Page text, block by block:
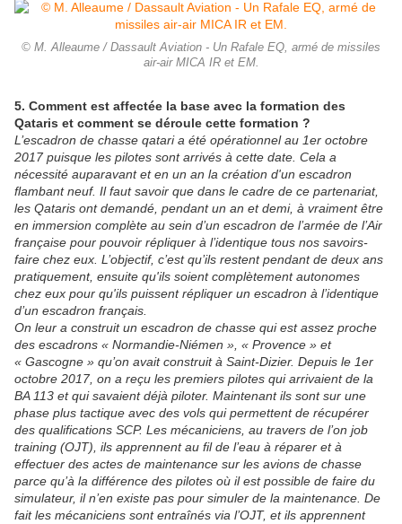
© M. Alleaume / Dassault Aviation - Un Rafale EQ, armé de missiles
air-air MICA IR et EM.
5. Comment est affectée la base avec la formation des
Qataris et comment se déroule cette formation ?
L’escadron de chasse qatari a été opérationnel au 1er octobre
2017 puisque les pilotes sont arrivés à cette date. Cela a
nécessité auparavant et en un an la création d'un escadron
flambant neuf. Il faut savoir que dans le cadre de ce partenariat,
les Qataris ont demandé, pendant un an et demi, à vraiment être
en immersion complète au sein d’un escadron de l’armée de l’Air
française pour pouvoir répliquer à l’identique tous nos savoirs-
faire chez eux. L’objectif, c’est qu’ils restent pendant de deux ans
pratiquement, ensuite qu'ils soient complètement autonomes
chez eux pour qu'ils puissent répliquer un escadron à l’identique
d’un escadron français.
On leur a construit un escadron de chasse qui est assez proche
des escadrons « Normandie-Niémen », « Provence » et
« Gascogne » qu’on avait construit à Saint-Dizier. Depuis le 1er
octobre 2017, on a reçu les premiers pilotes qui arrivaient de la
BA 113 et qui savaient déjà piloter. Maintenant ils sont sur une
phase plus tactique avec des vols qui permettent de récupérer
des qualifications SCP. Les mécaniciens, au travers de l’on job
training (OJT), ils apprennent au fil de l’eau à réparer et à
effectuer des actes de maintenance sur les avions de chasse
parce qu’à la différence des pilotes où il est possible de faire du
simulateur, il n’en existe pas pour simuler de la maintenance. De
fait les mécaniciens sont entraînés via l’OJT, et ils apprennent